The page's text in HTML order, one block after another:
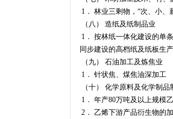
1． 林业三剩物，“次、小
（八） 造纸及纸制品业
1． 按林纸一体化建设的单
同步建设的高档纸及纸板生
（九） 石油加工及炼焦业
1． 针状焦、煤焦油深加工
（十） 化学原料及化学制品
1． 年产80万吨及以上规模
2． 乙烯下游产品衍生物的